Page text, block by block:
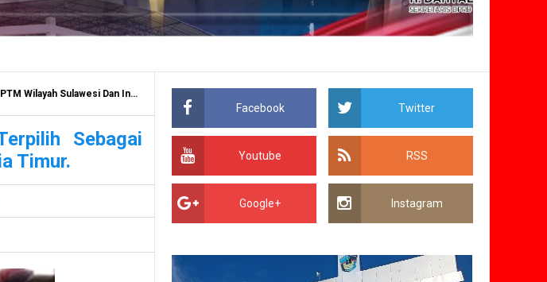
Sulawesi Dan Indonesia Timur.
Sebagai
Timur.
Facebook Twitter
Youtube RSS
Google+ Instagram